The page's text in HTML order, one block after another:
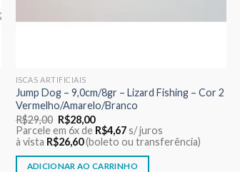
ISCAS ARTIFICIAIS
Jump Dog – 9,0cm/8gr – Lizard Fishing – Cor 2
Vermelho/Amarelo/Branco
R$29,00 O
preço
original
era:
R$29,00.
R$28,00O
preço
atual
é:
R$28,00.
Parcele em 6x de R$4,67s/ juros
à vista R$26,60(boleto ou transferência)
ADICIONAR AO CARRINHO